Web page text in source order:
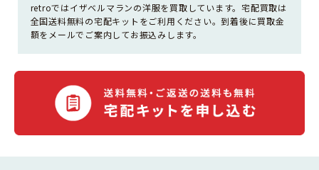
retroではイザベルマランの洋服を買取しています。宅配買取は
全国送料無料の宅配キットをご利用ください。到着後に買取金
額をメールでご案内してお振込みします。